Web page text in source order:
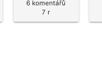
6 komentářů
7 r